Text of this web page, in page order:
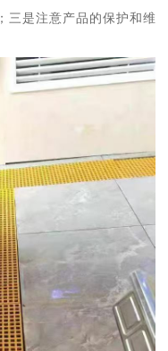
三是注意产品的保护和维